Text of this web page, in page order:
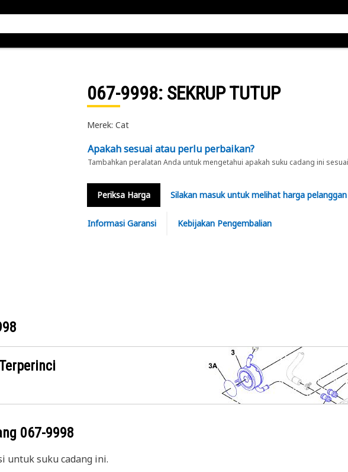
067-9998: SEKRUP TUTUP
Merek: Cat
Apakah sesuai atau perlu perbaikan?
Tambahkan peralatan Anda untuk mengetahui apakah suku cadang ini
Periksa Harga Silakan masuk untuk melihat harga pelanggan
Informasi Garansi Kebijakan Pengembalian
067-9998
untuk suku cadang ini.